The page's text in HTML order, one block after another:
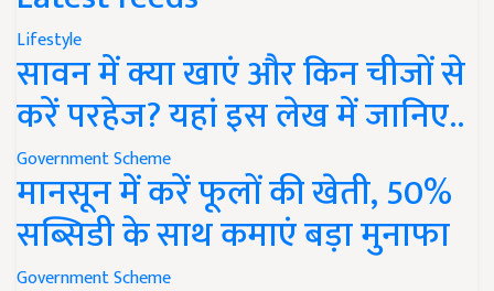
Lifestyle
सावन में क्या खाएं और किन चीजों से
करें परहेज? यहां इस लेख में जानिए..
Government Scheme
मानसून में करें फूलों की खेती, 50%
सब्सिडी के साथ कमाएं बड़ा मुनाफा
Government Scheme